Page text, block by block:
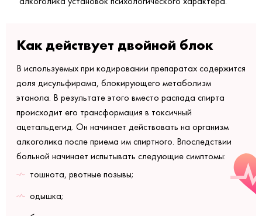
Как действует двойной блок
В используемых при кодировании препаратах содержится
доля дисульфирама, блокирующего метаболизм
этанола. В результате этого вместо распада спирта
происходит его трансформация в токсичный
ацетальдегид. Он начинает действовать на организм
алкоголика после приема им спиртного. Впоследствии
больной начинает испытывать следующие симптомы:
тошнота, рвотные позывы;
одышка;